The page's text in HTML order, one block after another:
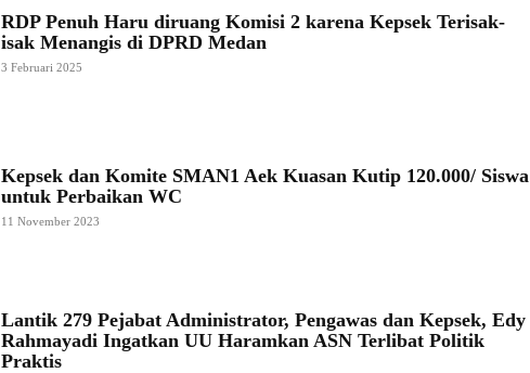
RDP Penuh Haru diruang Komisi 2 karena Kepsek Terisak-
isak Menangis di DPRD Medan
3 Februari 2025
Kepsek dan Komite SMAN1 Aek Kuasan Kutip 120.000/ Siswa
untuk Perbaikan WC
11 November 2023
Lantik 279 Pejabat Administrator, Pengawas dan Kepsek, Edy
Rahmayadi Ingatkan UU Haramkan ASN Terlibat Politik
Praktis